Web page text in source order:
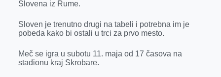
Slovena iz Rume.
Sloven je trenutno drugi na tabeli i potrebna im je
pobeda kako bi ostali u trci za prvo mesto.
Meč se igra u subotu 11. maja od 17 časova na
stadionu kraj Skrobare.